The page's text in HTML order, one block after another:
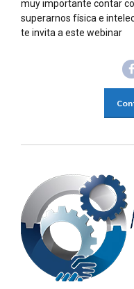
muy importante contar
superarnos física e
te invita a este webinar